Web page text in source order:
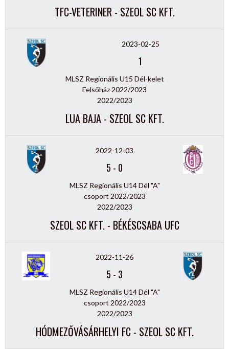
TFC-VETERINER - SZEOL SC KFT.
2023-02-25
1
MLSZ Regionális U15 Dél-kelet
Felsőház 2022/2023
2022/2023
LUA BAJA - SZEOL SC KFT.
2022-12-03
5 - 0
MLSZ Regionális U14 Dél "A"
csoport 2022/2023
2022/2023
SZEOL SC KFT. - BÉKÉSCSABA UFC
2022-11-26
5 - 3
MLSZ Regionális U14 Dél "A"
csoport 2022/2023
2022/2023
HÓDMEZŐVÁSÁRHELYI FC - SZEOL SC KFT.